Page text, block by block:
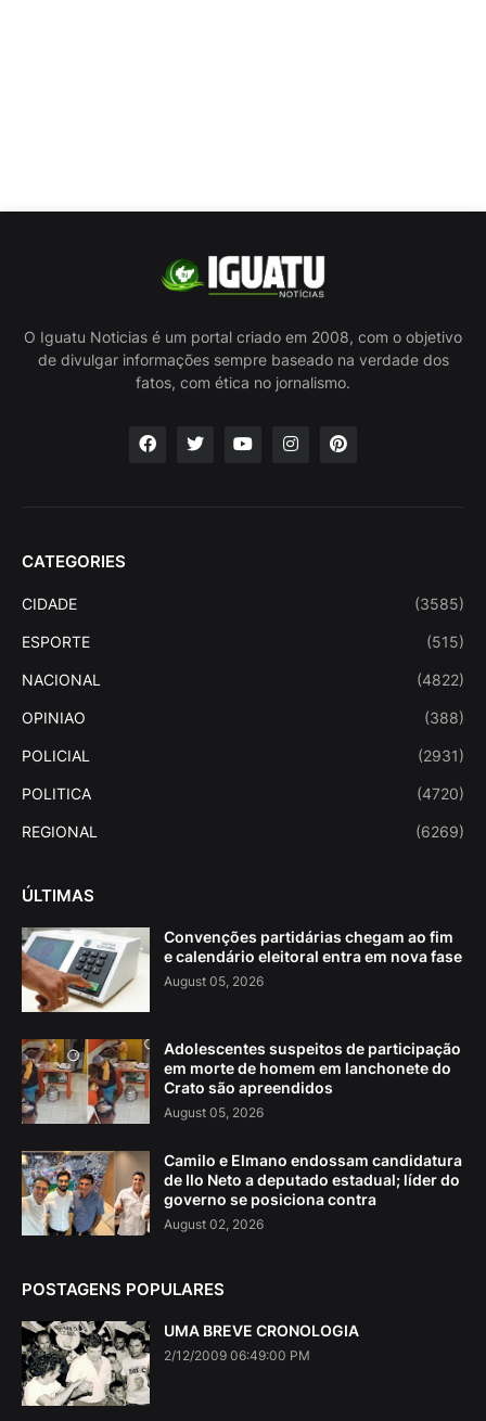
O Iguatu Noticias é um portal criado em 2008, com o objetivo
de divulgar informações sempre baseado na verdade dos
fatos, com ética no jornalismo.
CATEGORIES
CIDADE (3585)
ESPORTE (515)
NACIONAL (4822)
OPINIAO (388)
POLICIAL (2931)
POLITICA (4720)
REGIONAL (6269)
ÚLTIMAS
Convenções partidárias chegam ao fim
e calendário eleitoral entra em nova fase
August 05, 2026
Adolescentes suspeitos de participação
em morte de homem em lanchonete do
Crato são apreendidos
August 05, 2026
Camilo e Elmano endossam candidatura
de Ilo Neto a deputado estadual; líder do
governo se posiciona contra
August 02, 2026
POSTAGENS POPULARES
UMA BREVE CRONOLOGIA
2/12/2009 06:49:00 PM